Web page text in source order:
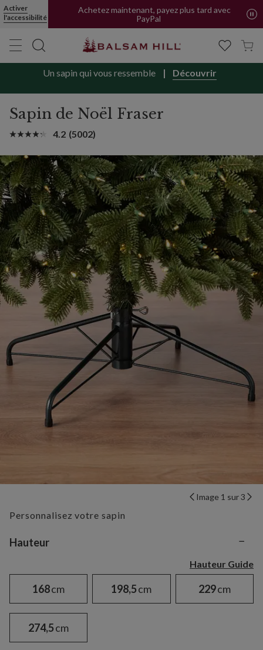
Activer
l'accessibilité
Achetez maintenant, payez plus tard avec
PayPal
Un sapin qui vous ressemble Découvrir
Sapin de Noël Fraser
4.2 (5002)
Image 1 sur 3
Personnalisez votre sapin
Variant selection
Hauteur −
Hauteur Guide
168cm 198,5cm 229cm
274,5cm